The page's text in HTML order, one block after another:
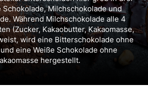
Schokolade, Milchschokolade und
Während Milchschokolade alle 4
(Zucker, Kakaobutter, Kakaomasse,
wird eine Bitterschokolade ohne
eine Weiße Schokolade ohne
hergestellt.